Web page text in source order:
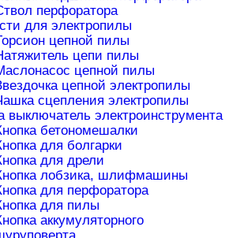
перфоратора
для электропилы
цепной пилы
цепи пилы
цепной пилы
цепной электропилы
сцепления электропилы
выключатель электроинструмента
бетономешалки
для болгарки
для дрели
лобзика, шлифмашины
для перфоратора
для пилы
аккумуляторного